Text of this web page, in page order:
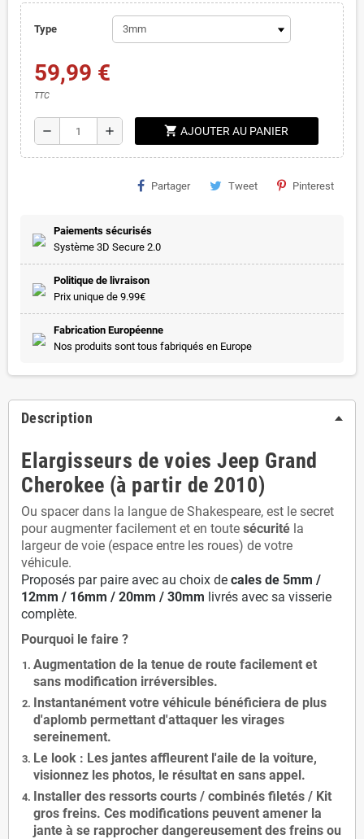
Type
59,99 €
TTC
remove add shopping_cart AJOUTER AU PANIER
Partager Tweet Pinterest
Paiements sécurisés
Système 3D Secure 2.0
Politique de livraison
Prix unique de 9.99€
Fabrication Européenne
Nos produits sont tous fabriqués en Europe
Description
Elargisseurs de voies Jeep Grand
Cherokee (à partir de 2010)
Ou spacer dans la langue de Shakespeare, est le secret
pour augmenter facilement et en toute sécurité la
largeur de voie (espace entre les roues) de votre
véhicule.
Proposés par paire avec au choix de cales de 5mm /
12mm / 16mm / 20mm / 30mm livrés avec sa visserie
complète.
Pourquoi le faire ?
Augmentation de la tenue de route facilement et
sans modification irréversibles.
Instantanément votre véhicule bénéficiera de plus
d'aplomb permettant d'attaquer les virages
sereinement.
Le look : Les jantes affleurent l'aile de la voiture,
visionnez les photos, le résultat en sans appel.
Installer des ressorts courts / combinés filetés / Kit
gros freins. Ces modifications peuvent amener la
jante à se rapprocher dangereusement des freins ou